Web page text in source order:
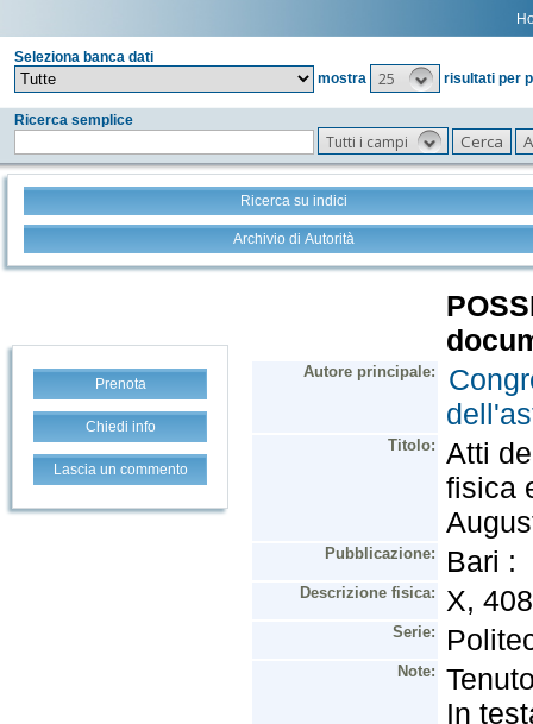
Seleziona banca dati
mostra
25 risultati per
Ricerca semplice
Tutti i campi
Ricerca su indici
Archivio di Autorità
Prenota
Chiedi info
Lascia un commento